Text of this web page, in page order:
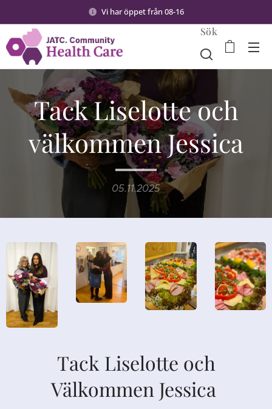
Vi har öppet från 08-16
Sök
Tack Liselotte och
välkommen Jessica
05.11.2025
Tack Liselotte och
Välkommen Jessica